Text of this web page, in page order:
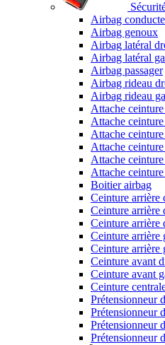
Airbag
Airbag genoux
Airbag latéral
Airbag latéral
Airbag passager
Airbag rideau
Airbag rideau
Attache
Attache
Attache
Attache
Attache
Attache
Boitier airbag
Ceinture arrière
Ceinture arrière
Ceinture arrière
Ceinture arrière
Ceinture arrière
Ceinture avant
Ceinture avant
Ceinture
Prétensionneur
Prétensionneur
Prétensionneur
Prétensionneur